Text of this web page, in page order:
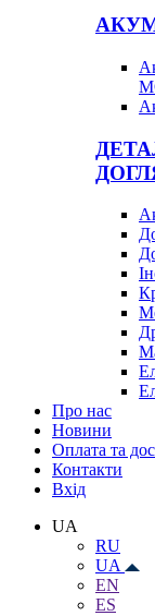
Про нас
Новини
Оплата та
Контакти
Вхiд
UA
RU
UA
EN
ES